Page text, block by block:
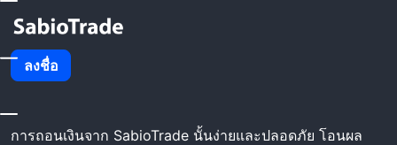
ลงชื่อ
โฮม SabioTrade ถอนออก
SabioTrade ถอนออก
การถอนเงินจาก SabioTrade นั้นง่ายและปลอดภัย โอนผล